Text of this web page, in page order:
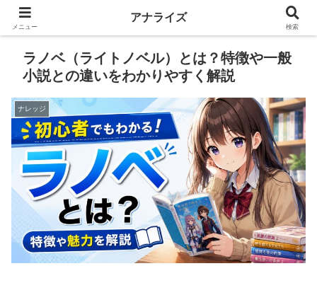
ラノベ（ライトノベル）とは？特徴や一般
小説との違いをわかりやすく解説
ナレッジ
メニュー
アナライズ
検索